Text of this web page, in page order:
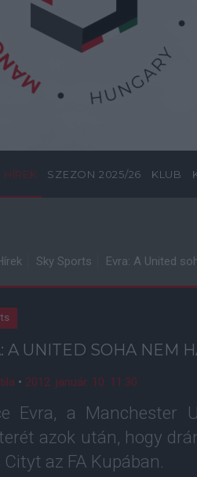
HÍREK SZEZON 2025/26 KLUB
Sky Sports Evra: A United
A UNITED SOHA NEM
• 2012. január. 10. 11:30
Evra, a Manchester
azok után, hogy
Cityt az FA Kupában.